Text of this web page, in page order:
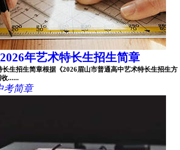
年艺术特长生招生简章
生招生简章根据《2026眉山市普通高中艺术特长生招生方
......
考简章